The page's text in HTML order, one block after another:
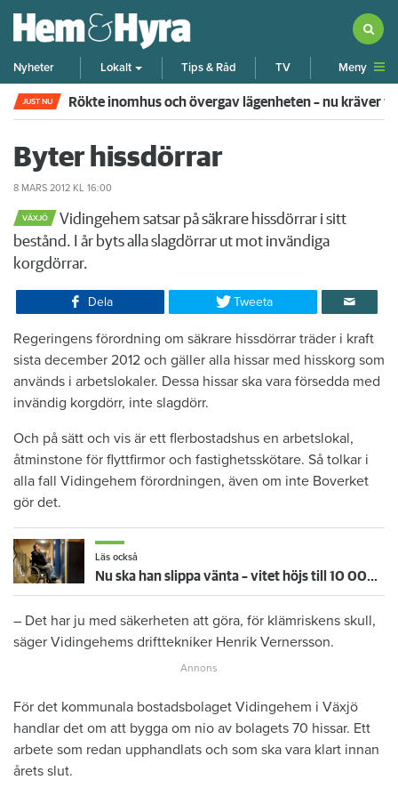
Nyheter Lokalt Tips & Råd TV Meny
JUST NU Rökte inomhus och övergav lägenheten – nu kräver
Byter hissdörrar
8 MARS 2012 KL 16:00
VÄXJÖ
Vidingehem satsar på säkrare hissdörrar i sitt
bestånd. I år byts alla slagdörrar ut mot invändiga
korgdörrar.
Dela Tweeta
Regeringens förordning om säkrare hissdörrar träder i kraft
sista december 2012 och gäller alla hissar med hisskorg som
används i arbetslokaler. Dessa hissar ska vara försedda med
invändig korgdörr, inte slagdörr.
Och på sätt och vis är ett flerbostadshus en arbetslokal,
åtminstone för flyttfirmor och fastighetsskötare. Så tolkar i
alla fall Vidingehem förordningen, även om inte Boverket
gör det.
Läs också
Nu ska han slippa vänta – vitet höjs till 10 000 per timme när hissen står still
– Det har ju med säkerheten att göra, för klämriskens skull,
säger Vidingehems drifttekniker Henrik Vernersson.
För det kommunala bostadsbolaget Vidingehem i Växjö
handlar det om att bygga om nio av bolagets 70 hissar. Ett
arbete som redan upphandlats och som ska vara klart innan
årets slut.